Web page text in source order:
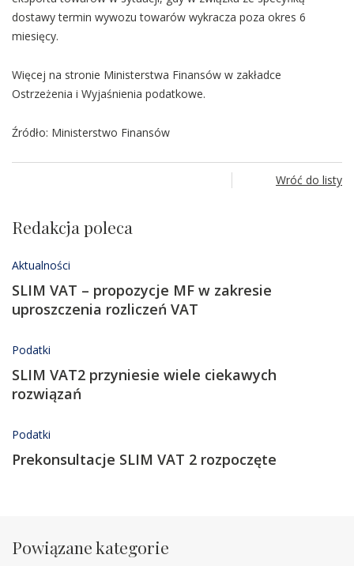
dostawy termin wywozu towarów wykracza poza okres 6
miesięcy.
Więcej na stronie Ministerstwa Finansów w zakładce
Ostrzeżenia i Wyjaśnienia podatkowe.
Źródło: Ministerstwo Finansów
Wróć do listy
Redakcja poleca
Aktualności
SLIM VAT – propozycje MF w zakresie
uproszczenia rozliczeń VAT
Podatki
SLIM VAT2 przyniesie wiele ciekawych
rozwiązań
Podatki
Prekonsultacje SLIM VAT 2 rozpoczęte
Powiązane kategorie